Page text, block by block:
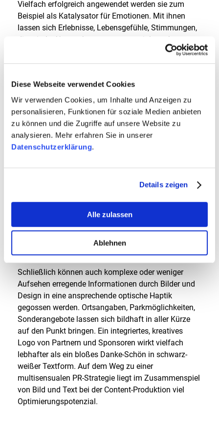
Diese Webseite verwendet Cookies
Wir verwenden Cookies, um Inhalte und Anzeigen zu
personalisieren, Funktionen für soziale Medien anbieten
zu können und die Zugriffe auf unsere Website zu
analysieren. Mehr erfahren Sie in unserer
Datenschutzerklärung.
Details zeigen
Alle zulassen
Ablehnen
Vielfach erfolgreich angewendet werden sie zum
Beispiel als Katalysator für Emotionen. Mit ihnen
lassen sich Erlebnisse, Lebensgefühle, Stimmungen,
die mit der Unternehmensmessage einhergehen,
wirkungsvoll unterstreichen. In der Vor- und
Nachbereitung von Events können Bilder positive
Kontakte neu beleben. Auch wenn die PR eine
Tendenz zum Texting hat, sollten ausgewählte Fotos
daher in Pressemitteilungen und persönlichen
Einladungen nicht fehlen. Ohnehin sind klassische
Print- und auch digitale Medien auf
Anschauungsmaterial angewiesen, um ihre Beiträge
unternehmenseigene Presseseite mit einem
Bildfundus zur öffentlichen Nutzung erleichtert
Journalisten und Medienschaffenden die Arbeit und
erhöht die Chancen auf neue Veröffentlichungen.
EINE VISUELLE HAPTIK FÜR
KOMPLEXE INFORMATIONEN
Schließlich können auch komplexe oder weniger
Aufsehen erregende Informationen durch Bilder und
Design in eine ansprechende optische Haptik
gegossen werden. Ortsangaben, Parkmöglichkeiten,
Sonderangebote lassen sich bildhaft in aller Kürze
auf den Punkt bringen. Ein integriertes, kreatives
Logo von Partnern und Sponsoren wirkt vielfach
lebhafter als ein bloßes Danke-Schön in schwarz-
weißer Textform. Auf dem Weg zu einer
multisensualen PR-Strategie liegt im Zusammenspiel
von Bild und Text bei der Content-Produktion viel
Optimierungspotenzial.